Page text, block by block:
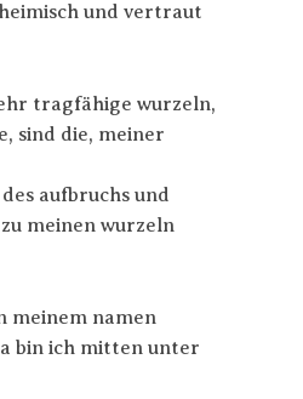
und vertraut
tragfähige wurzeln,
sind die, meiner
aufbruchs und
meinen wurzeln
meinem namen
bin ich mitten unter